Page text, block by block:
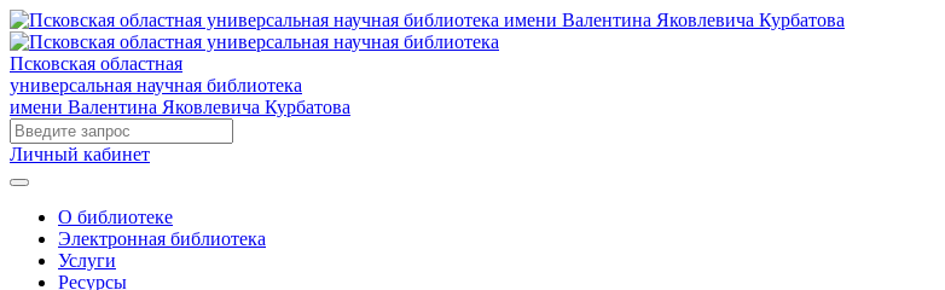
Псковская областная
универсальная научная библиотека
имени Валентина Яковлевича Курбатова
Личный кабинет
О библиотеке
Электронная библиотека
Услуги
Ресурсы